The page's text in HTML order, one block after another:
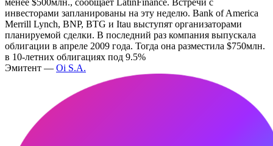
1 сентября 2010 Cbonds
Бразильская телекоммуникационная компания Telemar
планирует выпустить долларовые облигации на сумму не
менее $500млн., сообщает LatinFinance. Встречи с
инвесторами запланированы на эту неделю. Bank of America
Merrill Lynch, BNP, BTG и Itau выступят организаторами
планируемой сделки. В последний раз компания выпускала
облигации в апреле 2009 года. Тогда она разместила $750млн.
в 10-летних облигациях под 9.5%
Эмитент —